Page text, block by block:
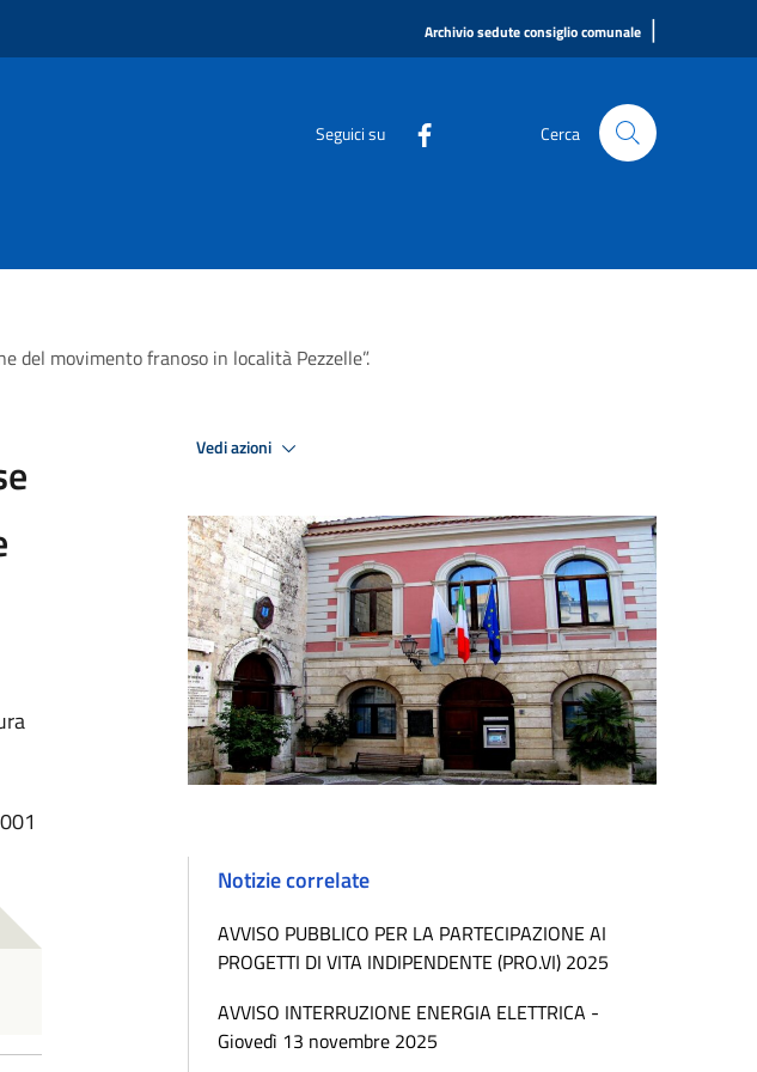
Archivio sedute consiglio comunale |
Seguici su Cerca
del movimento franoso in località Pezzelle”.
Vedi azioni
Notizie correlate
AVVISO PUBBLICO PER LA PARTECIPAZIONE AI
PROGETTI DI VITA INDIPENDENTE (PRO.VI) 2025
AVVISO INTERRUZIONE ENERGIA ELETTRICA -
Giovedì 13 novembre 2025